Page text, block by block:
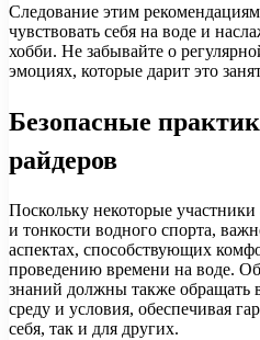
Следование этим
чувствовать себя на воде и
хобби. Не забывайте о
эмоциях, которые дарит это
Безопасные
райдеров
Поскольку некоторые
и тонкости водного спорта,
аспектах, способствующих
проведению времени на воде.
знаний должны также
среду и условия, обеспечивая
себя, так и для других.